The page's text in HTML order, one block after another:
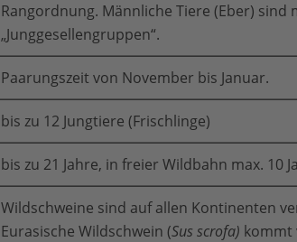
Rangordnung. Männliche Tiere (Eber) sind
„Junggesellengruppen“.
Paarungszeit von November bis Januar.
bis zu 12 Jungtiere (Frischlinge)
bis zu 21 Jahre, in freier Wildbahn max. 10
Wildschweine sind auf allen Kontinenten
Eurasische Wildschwein (Sus scrofa) kommt